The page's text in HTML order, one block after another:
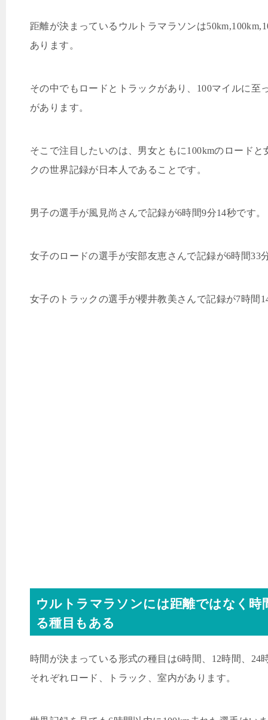
距離が決まっているウルトラマラソンは
あります。
その中でもロードとトラックがあり、 100マイルに至
があります。
そこで注目したいのは、男女ともに100kmのロードと
クの世界記録が日本人であることです 。
男子の選手が風見尚さんで記録が6時間9分14秒です。
女子のロードの選手が安部友恵さんで記録が6時間33
女子のトラックの選手が櫻井教美さんで記録が7時間
ウルトラマラソンには距離ではなく時
る種目もある
時間が決まっている形式の種目は6時間、 12時間、 24
それぞれロード、トラック、室内があります。